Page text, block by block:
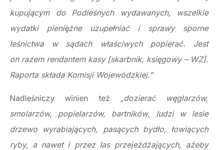
kupującym do Podleśnych wydawanych, wszelkie
wydatki pieniężne uzupełniać i sprawy sporne
leśnictwa w sądach właściwych popierać. Jest
on razem rendantem kasy [skarbnik, księgowy – WZ].
Raporta składa Komisji Wojewódzkiej.”
Nadleśniczy winien też
„dozierać węglarzów,
smolarzów, popielarzów, bartników, ludzi w lesie
drzewo wyrabiających, pasących bydło, łowiących
ryby, a nawet i przez las przejeżdżających, ażeby